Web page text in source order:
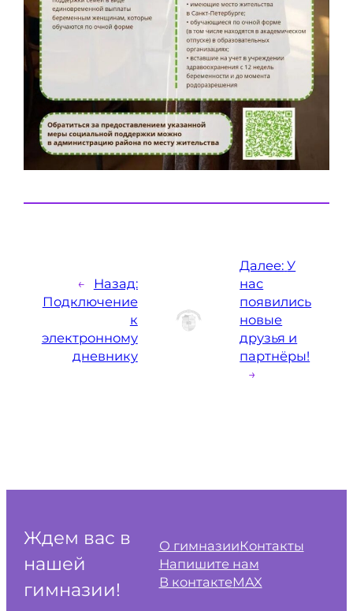
←
Назад:
Подключение
к
электронному
дневнику
Далее: У
нас
появились
новые
друзья и
партнёры!
→
Ждем вас в
нашей
гимназии!
О гимназииКонтакты
Напишите нам
В контактеMAX